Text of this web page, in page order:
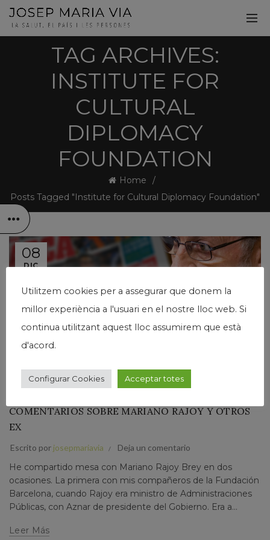
TAG ARCHIVES:
INSTITUTE FOR
CULTURAL
DIPLOMACY
FOUNDATION
Home
Posts Tagged "Institute for Cultural Diplomacy Foundation"
08
DIC
Josep Maria Via,País,Política
COMENTARIOS SOBRE MARIANO RAJOY Y OTROS
EX
Escrito por josepmariavia Deja un comentario
He compartido mesa con Mariano Rajoy Brey en dos
ocasiones. La primera con mis compañeros de la Fundación
Barcelona, cuando Rajoy era ministro de Administraciones
Públicas, con Aznar de presidente del Gobierno. Era a...
Leer Más
Utilitzem cookies per a assegurar que donem la
millor experiència a l'usuari en el nostre lloc web. Si
continua utilitzant aquest lloc assumirem que està
d'acord.
Configurar Cookies Acceptar totes